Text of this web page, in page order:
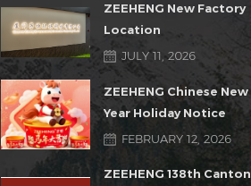
ZEEHENG New Factory
Location
JULY 11, 2026
ZEEHENG Chinese New
Year Holiday Notice
FEBRUARY 12, 2026
ZEEHENG 138th Canton